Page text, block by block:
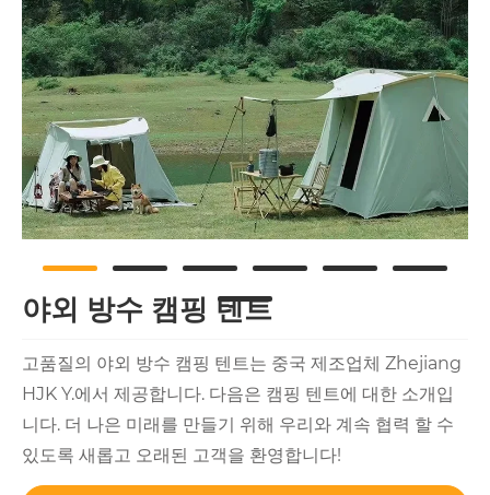
야외 방수 캠핑 텐트
고품질의 야외 방수 캠핑 텐트는 중국 제조업체 Zhejiang
HJK Y.에서 제공합니다. 다음은 캠핑 텐트에 대한 소개입
니다. 더 나은 미래를 만들기 위해 우리와 계속 협력 할 수
있도록 새롭고 오래된 고객을 환영합니다!